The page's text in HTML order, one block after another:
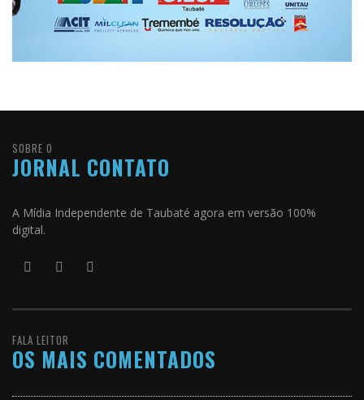
SOBRE O
JORNAL CONTATO
A Mídia Independente de Taubaté agora em versão 100%
digital.
FALA LEITOR
OS MAIS COMENTADOS